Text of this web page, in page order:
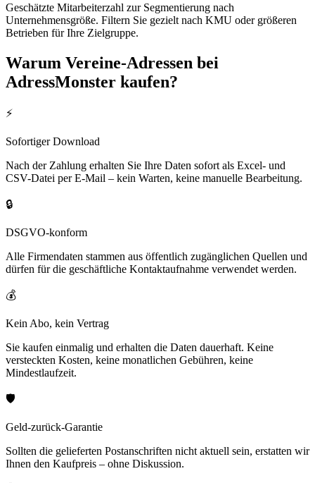
Geschätzte Mitarbeiterzahl zur Segmentierung nach
Unternehmensgröße. Filtern Sie gezielt nach KMU oder größeren
Betrieben für Ihre Zielgruppe.
Warum Vereine-Adressen bei
AdressMonster kaufen?
⚡
Sofortiger Download
Nach der Zahlung erhalten Sie Ihre Daten sofort als Excel- und
CSV-Datei per E-Mail – kein Warten, keine manuelle Bearbeitung.
🔒
DSGVO-konform
Alle Firmendaten stammen aus öffentlich zugänglichen Quellen und
dürfen für die geschäftliche Kontaktaufnahme verwendet werden.
💰
Kein Abo, kein Vertrag
Sie kaufen einmalig und erhalten die Daten dauerhaft. Keine
versteckten Kosten, keine monatlichen Gebühren, keine
Mindestlaufzeit.
🛡️
Geld-zurück-Garantie
Sollten die gelieferten Postanschriften nicht aktuell sein, erstatten wir
Ihnen den Kaufpreis – ohne Diskussion.